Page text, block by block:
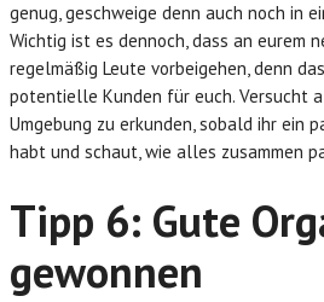
genug, geschweige denn auch noch in
Wichtig ist es dennoch, dass an eurem
regelmäßig Leute vorbeigehen, denn
potentielle Kunden für euch. Versucht
Umgebung zu erkunden, sobald ihr ein
habt und schaut, wie alles zusammen
Tipp 6: Gute
gewonnen